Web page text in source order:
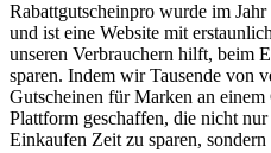
Rabattgutscheinpro wurde im
und ist eine Website mit
unseren Verbrauchern hilft, beim
sparen. Indem wir Tausende von
Gutscheinen für Marken an
Plattform geschaffen, die nicht
Einkaufen Zeit zu sparen,